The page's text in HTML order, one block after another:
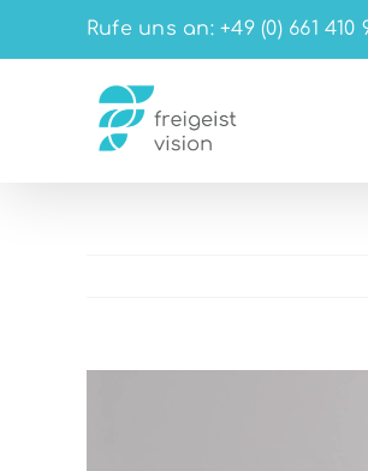
Rufe uns an: +49 (0) 661 410